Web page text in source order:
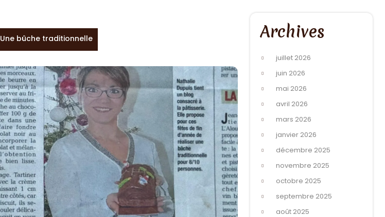
Une bûche traditionnelle Archives
juillet 2026
juin 2026
mai 2026
avril 2026
mars 2026
janvier 2026
décembre 2025
novembre 2025
octobre 2025
septembre 2025
août 2025